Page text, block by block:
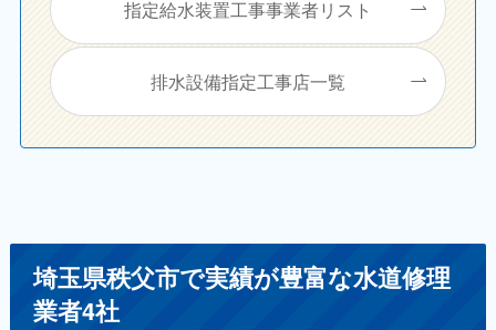
指定給水装置工事事業者リスト
排水設備指定工事店一覧
埼玉県秩父市で実績が豊富な水道修理
業者4社